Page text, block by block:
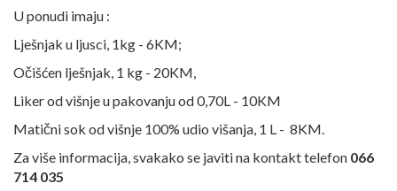
U ponudi imaju :
Lješnjak u ljusci, 1kg - 6KM;
Očišćen lješnjak, 1 kg - 20KM,
Liker od višnje u pakovanju od 0,70L - 10KM
Matični sok od višnje 100% udio višanja, 1 L - 8KM.
Za više informacija, svakako se javiti na kontakt telefon 066
714 035